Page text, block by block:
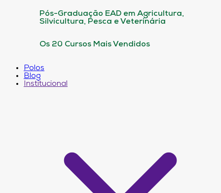
Pós-Graduação EAD em Agricultura,
Silvicultura, Pesca e Veterinária
Os 20 Cursos Mais Vendidos
Polos
Blog
Institucional